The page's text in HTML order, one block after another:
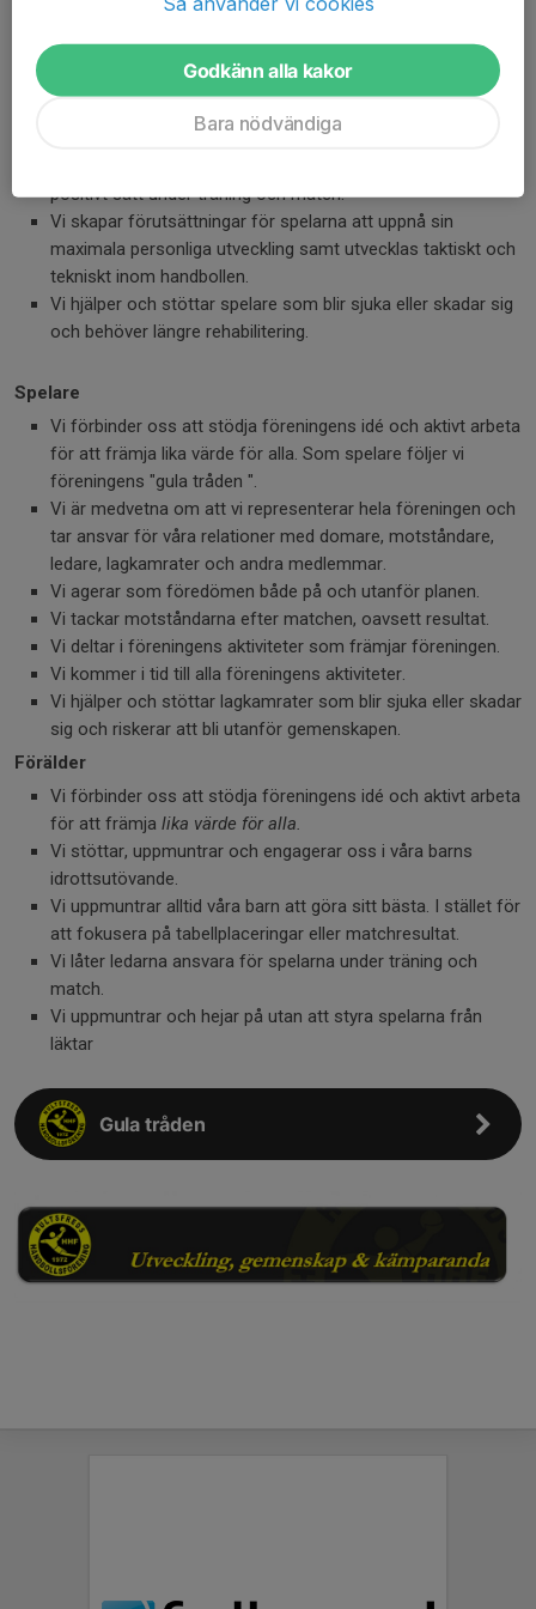
Vi prioriterar aldrig tabellplaceringar eller matchresultat
genom att selektera laget i barn- och ungdomslag.
positivt sätt under träning och match.
Vi skapar förutsättningar för spelarna att uppnå sin
maximala personliga utveckling samt utvecklas taktiskt och
tekniskt inom handbollen.
Vi hjälper och stöttar spelare som blir sjuka eller skadar sig
och behöver längre rehabilitering.
Spelare
Vi förbinder oss att stödja föreningens idé och aktivt arbeta
för att främja lika värde för alla. Som spelare följer vi
föreningens "gula tråden ".
Vi är medvetna om att vi representerar hela föreningen och
tar ansvar för våra relationer med domare, motståndare,
ledare, lagkamrater och andra medlemmar.
Vi agerar som föredömen både på och utanför planen.
Vi tackar motståndarna efter matchen, oavsett resultat.
Vi deltar i föreningens aktiviteter som främjar föreningen.
Vi kommer i tid till alla föreningens aktiviteter.
Vi hjälper och stöttar lagkamrater som blir sjuka eller skadar
sig och riskerar att bli utanför gemenskapen.
Förälder
Vi förbinder oss att stödja föreningens idé och aktivt arbeta
för att främja lika värde för alla.
Vi stöttar, uppmuntrar och engagerar oss i våra barns
idrottsutövande.
Vi uppmuntrar alltid våra barn att göra sitt bästa. I stället för
att fokusera på tabellplaceringar eller matchresultat.
Vi låter ledarna ansvara för spelarna under träning och
match.
Vi uppmuntrar och hejar på utan att styra spelarna från
läktar
Gula tråden
Godkänn alla kakor
Bara nödvändiga